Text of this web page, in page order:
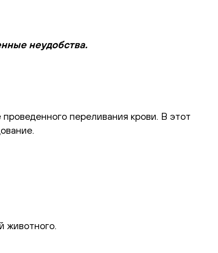
неудобства.
переливания крови. В этот
животного.